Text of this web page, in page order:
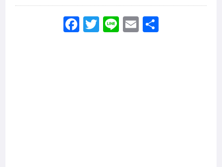
Facebook
Twitter
LineEmail